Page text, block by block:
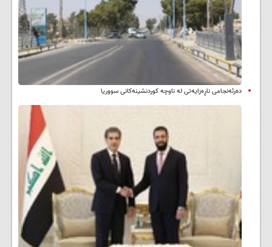
دەرئەنجامی ناڕەزایەتی لە ناوچە کوردنشینەکانی سووریا